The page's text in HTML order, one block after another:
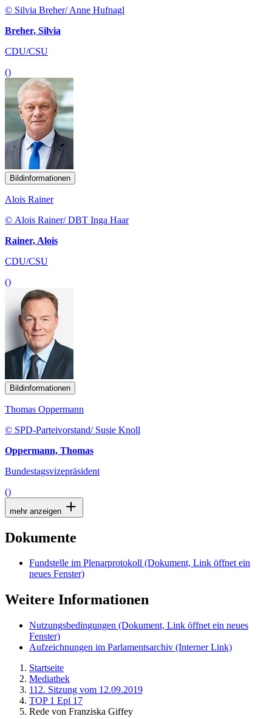
© Silvia Breher/ Anne Hufnagl
Breher, Silvia
CDU/CSU
()
Bildinformationen
Alois Rainer
© Alois Rainer/ DBT Inga Haar
Rainer, Alois
CDU/CSU
()
Bildinformationen
Thomas Oppermann
© SPD-Parteivorstand/ Susie Knoll
Oppermann, Thomas
Bundestagsvizepräsident
()
mehr anzeigen
Dokumente
Fundstelle im Plenarprotokoll (Dokument, Link öffnet ein
neues Fenster)
Weitere Informationen
Nutzungsbedingungen (Dokument, Link öffnet ein neues
Fenster)
Aufzeichnungen im Parlamentsarchiv (Interner Link)
Startseite
Mediathek
112. Sitzung vom 12.09.2019
TOP 1 Epl 17
Rede von Franziska Giffey